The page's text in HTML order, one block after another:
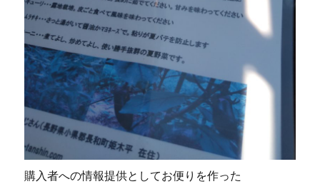
購入者への情報提供としてお便りを作った